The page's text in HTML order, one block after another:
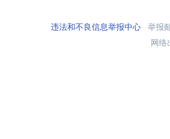
违法和不良信息举报中心举报
网